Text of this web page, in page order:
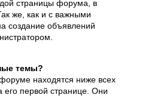
страницы форума, в
же, как и с важными
создание объявлений
темы?
находятся ниже всех
его первой странице. Они